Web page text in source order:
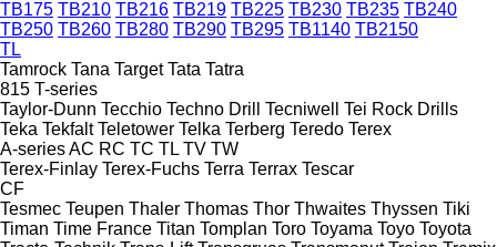
TB175 TB210 TB216 TB219 TB225 TB230 TB235 TB240
TB250 TB260 TB280 TB290 TB295 TB1140 TB2150
TL
Tamrock Tana Target Tata Tatra
815 T-series
Taylor-Dunn Tecchio Techno Drill Tecniwell
Tei Rock Drills
Teka Tekfalt Teletower Telka Terberg Teredo Terex
A-seriesAC RC TC TL TV TW
Terex-Finlay Terex-Fuchs Terra Terrax Tescar
CF
Tesmec Teupen Thaler Thomas Thor Thwaites Thyssen Tiki
Timan Time France Titan Tomplan Toro Toyama Toyo Toyota